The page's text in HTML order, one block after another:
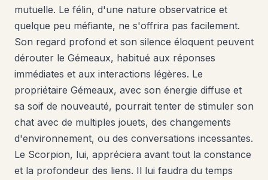
mutuelle. Le félin, d'une nature observatrice et
quelque peu méfiante, ne s'offrira pas facilement.
Son regard profond et son silence éloquent peuvent
dérouter le Gémeaux, habitué aux réponses
immédiates et aux interactions légères. Le
propriétaire Gémeaux, avec son énergie diffuse et
sa soif de nouveauté, pourrait tenter de stimuler son
chat avec de multiples jouets, des changements
d'environnement, ou des conversations incessantes.
Le Scorpion, lui, appréciera avant tout la constance
et la profondeur des liens. Il lui faudra du temps